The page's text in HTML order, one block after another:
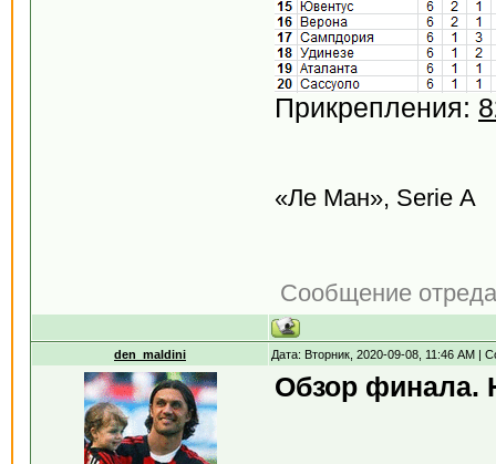
Прикрепления:
«Ле Ман», Serie А
Сообщение
den_maldini Дата: Вторник, 2020-09-08, 11:46 AM |
Обзор финала.